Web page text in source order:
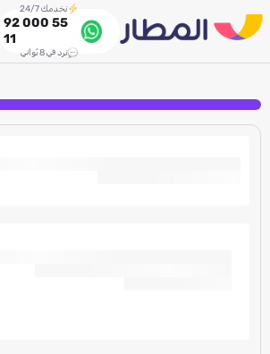
نخدمك 24/7
92 000 55
11
نرد في 8 ثواني